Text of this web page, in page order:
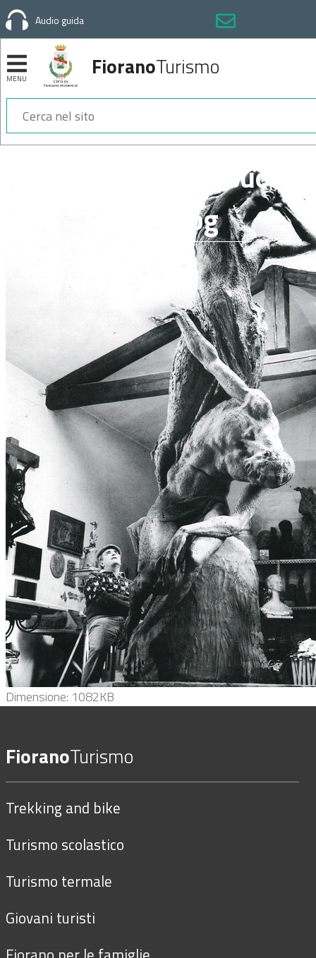
Audio guida
MENU FioranoTurismo
MQuartieri nel suo
studio.jpg
Clicca
l'immagine
originali…
Dimensione: 1082KB
FioranoTurismo
Trekking and bike
Turismo scolastico
Turismo termale
Giovani turisti